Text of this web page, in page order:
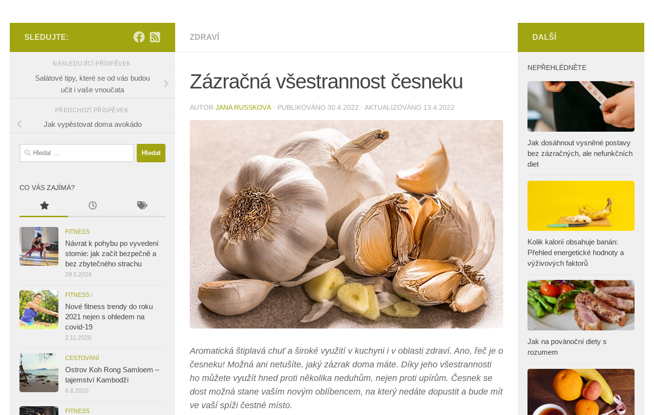
ZDRAVÍ
Zázračná všestrannost česneku
AUTOR JANA RUSSKOVÁ · PUBLIKOVÁNO 30.4.2022 · AKTUALIZOVÁNO 13.4.2022
Aromatická štiplavá chuť a široké využití v kuchyni i v oblasti zdraví. Ano, řeč je o
česneku! Možná ani netušíte, jaký zázrak doma máte. Díky jeho všestrannosti
ho můžete využít hned proti několika neduhům, nejen proti upírům. Česnek se
dost možná stane vaším novým oblíbencem, na který nedáte dopustit a bude mít
ve vaší spíži čestné místo.
SLEDUJTE:
NÁSLEDUJÍCÍ PŘÍSPĚVEK
Salátové tipy, které se od vás budou
učit i vaše vnoučata
PŘEDCHOZÍ PŘÍSPĚVEK
Jak vypěstovat doma avokádo
Vyhledávání
CO VÁS ZAJÍMÁ?
FITNESS
Návrat k pohybu po vyvedení
stomie: jak začít bezpečně a
bez zbytečného strachu
29.5.2026
FITNESS /
Nové fitness trendy do roku
2021 nejen s ohledem na
covid-19
2.11.2020
CESTOVÁNÍ
Ostrov Koh Rong Samloem –
tajemství Kambodži
6.8.2020
FITNESS
DALŠÍ
NEPŘEHLÉDNĚTE
Jak dosáhnout vysněné postavy
bez zázračných, ale nefunkčních
diet
Kolik kalorií obsahuje banán:
Přehled energetické hodnoty a
výživových faktorů
Jak na povánoční diety s
rozumem